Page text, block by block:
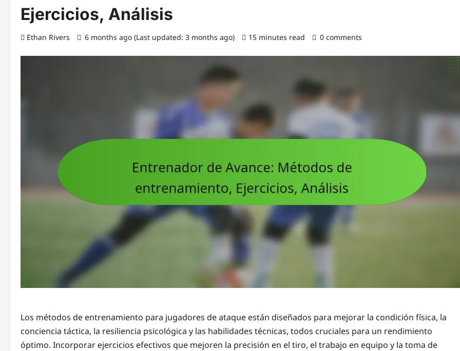
Ejercicios, Análisis
Ethan Rivers 6 months ago (Last updated: 3 months ago) 15 minutes read 0 comments
Los métodos de entrenamiento para jugadores de ataque están diseñados para mejorar la condición física, la
conciencia táctica, la resiliencia psicológica y las habilidades técnicas, todos cruciales para un rendimiento
óptimo. Incorporar ejercicios efectivos que mejoren la precisión en el tiro, el trabajo en equipo y la toma de